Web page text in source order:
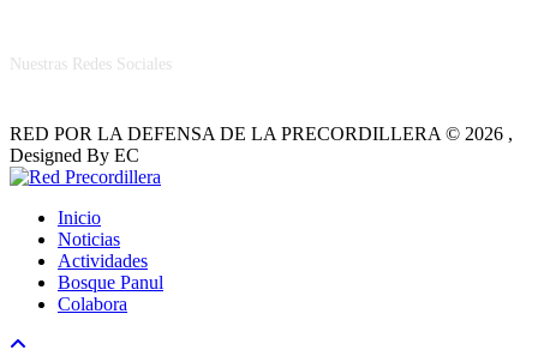
Nuestras Redes Sociales
RED POR LA DEFENSA DE LA PRECORDILLERA © 2026 ,
Designed By EC
Inicio
Noticias
Actividades
Bosque Panul
Colabora